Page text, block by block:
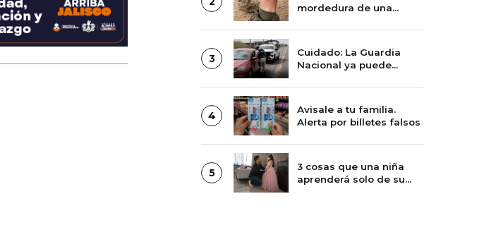
mordedura de una
3
Cuidado: La Guardia
Nacional ya puede
4
Avisale a tu familia.
Alerta por billetes falsos
5
3 cosas que una niña
aprenderá solo de su